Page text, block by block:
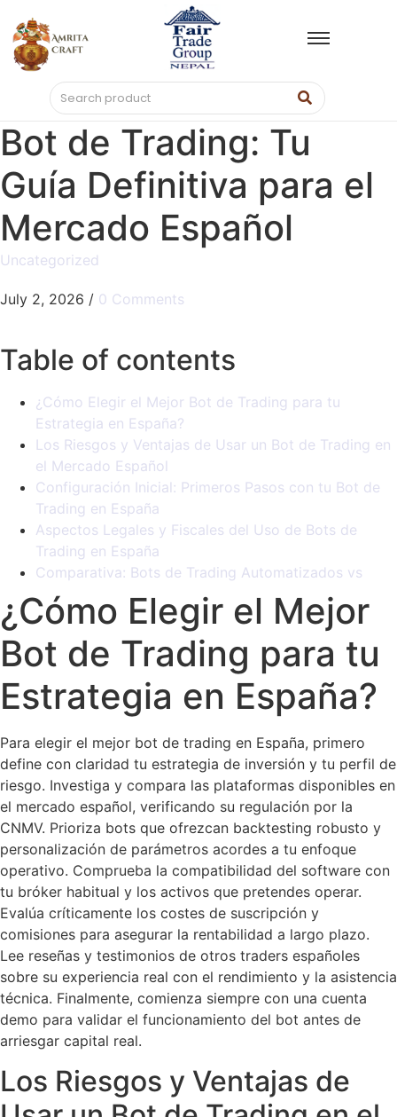
Bot de Trading: Tu
Guía Definitiva para el
Mercado Español
Uncategorized
July 2, 2026 / 0 Comments
Table of contents
¿Cómo Elegir el Mejor Bot de Trading para tu
Estrategia en España?
Los Riesgos y Ventajas de Usar un Bot de Trading en
el Mercado Español
Configuración Inicial: Primeros Pasos con tu Bot de
Trading en España
Aspectos Legales y Fiscales del Uso de Bots de
Trading en España
Comparativa: Bots de Trading Automatizados vs
¿Cómo Elegir el Mejor
Bot de Trading para tu
Estrategia en España?
Para elegir el mejor bot de trading en España, primero
define con claridad tu estrategia de inversión y tu perfil de
riesgo. Investiga y compara las plataformas disponibles en
el mercado español, verificando su regulación por la
CNMV. Prioriza bots que ofrezcan backtesting robusto y
personalización de parámetros acordes a tu enfoque
operativo. Comprueba la compatibilidad del software con
tu bróker habitual y los activos que pretendes operar.
Evalúa críticamente los costes de suscripción y
comisiones para asegurar la rentabilidad a largo plazo.
Lee reseñas y testimonios de otros traders españoles
sobre su experiencia real con el rendimiento y la asistencia
técnica. Finalmente, comienza siempre con una cuenta
demo para validar el funcionamiento del bot antes de
arriesgar capital real.
Los Riesgos y Ventajas de